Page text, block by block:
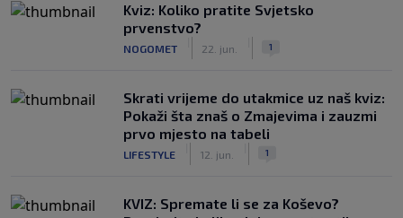
Kviz: Koliko pratite Svjetsko
prvenstvo?
NOGOMET 22. jun. 1
Skrati vrijeme do utakmice uz naš kviz:
Pokaži šta znaš o Zmajevima i zauzmi
prvo mjesto na tabeli
LIFESTYLE 12. jun. 1
KVIZ: Spremate li se za Koševo?